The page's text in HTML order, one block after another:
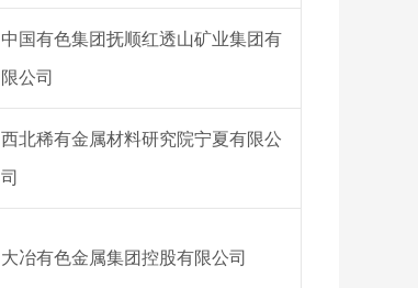
中国有色集团抚顺红透山矿业集团有
限公司
西北稀有金属材料研究院宁夏有限公
司
大冶有色金属集团控股有限公司